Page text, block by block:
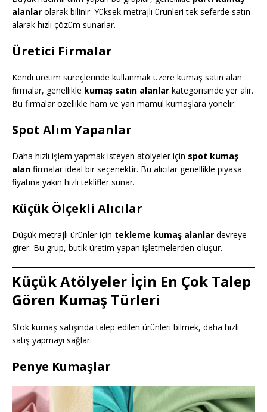
alanlar olarak bilinir. Yüksek metrajlı ürünleri tek seferde satın
alarak hızlı çözüm sunarlar.
Üretici Firmalar
Kendi üretim süreçlerinde kullanmak üzere kumaş satın alan
firmalar, genellikle kumaş satın alanlar kategorisinde yer alır.
Bu firmalar özellikle ham ve yarı mamul kumaşlara yönelir.
Spot Alım Yapanlar
Daha hızlı işlem yapmak isteyen atölyeler için spot kumaş
alan firmalar ideal bir seçenektir. Bu alıcılar genellikle piyasa
fiyatına yakın hızlı teklifler sunar.
Küçük Ölçekli Alıcılar
Düşük metrajlı ürünler için tekleme kumaş alanlar devreye
girer. Bu grup, butik üretim yapan işletmelerden oluşur.
Küçük Atölyeler İçin En Çok Talep
Gören Kumaş Türleri
Stok kumaş satışında talep edilen ürünleri bilmek, daha hızlı
satış yapmayı sağlar.
Penye Kumaşlar